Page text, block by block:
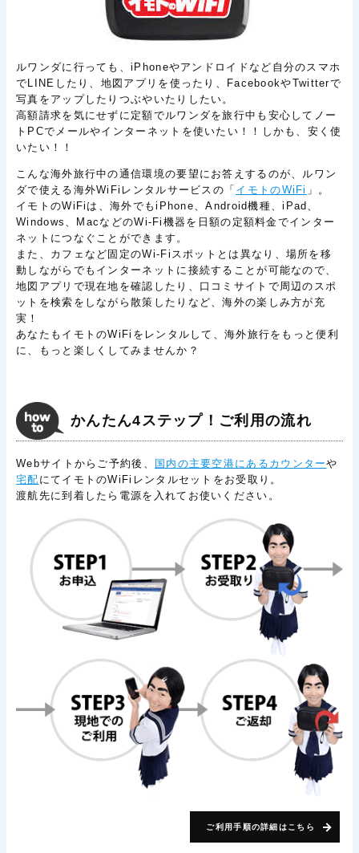
ルワンダに行っても、iPhoneやアンドロイドなど自分のスマホ
でLINEしたり、地図アプリを使ったり、FacebookやTwitterで
写真をアップしたりつぶやいたりしたい。
高額請求を気にせずに定額でルワンダを旅行中も安心してノー
トPCでメールやインターネットを使いたい！！しかも、安く使
いたい！！
こんな海外旅行中の通信環境の要望にお答えするのが、ルワン
ダで使える海外WiFiレンタルサービスの「 イモトのWiFi 」。
イモトのWiFiは、海外でもiPhone、Android機種、iPad、
Windows、MacなどのWi-Fi機器を日額の定額料金でインター
ネットにつなぐことができます。
また、カフェなど固定のWi-Fiスポットとは異なり、場所を移
動しながらでもインターネットに接続することが可能なので、
地図アプリで現在地を確認したり、口コミサイトで周辺のスポ
ットを検索をしながら散策したりなど、海外の楽しみ方が充
実！
あなたもイモトのWiFiをレンタルして、海外旅行をもっと便利
に、もっと楽しくしてみませんか？
かんたん4ステップ！ご利用の流れ
Webサイトからご予約後、 国内の主要空港にあるカウンターや
宅配 にてイモトのWiFiレンタルセットをお受取り。
渡航先に到着したら電源を入れてお使いください。
ご利用手順の詳細はこちら